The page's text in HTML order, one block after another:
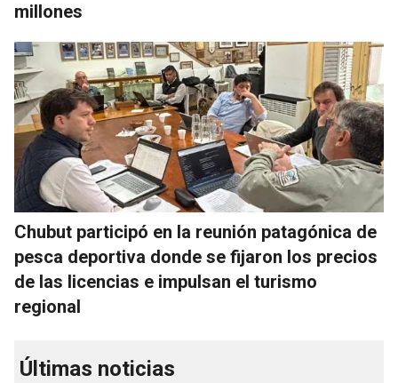
millones
Chubut participó en la reunión patagónica de
pesca deportiva donde se fijaron los precios
de las licencias e impulsan el turismo
regional
Últimas noticias